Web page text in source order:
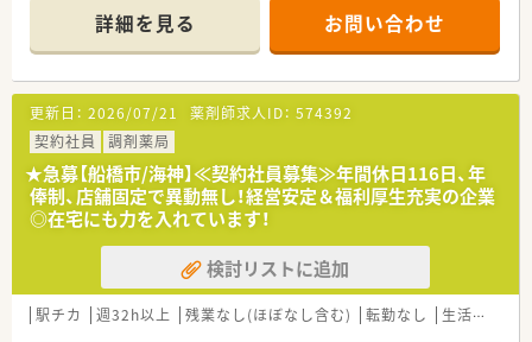
額375,000円♪
■週休2日制、年間休日116日…プライベートもしっかり確保で
きます。
■週所定労働時間は平均40時間の変形労働時間制を取っていま
す。
≪こんな会社です≫
■創業70年、古くから地元で愛されている、地域密着型の薬局で
す。全店船橋市内に展開しており、遠方への異動がありませんの
で、腰を据えて長く働けます。
■地域の方の介護・医療のトータルサポートを目指す会社です。
市内各地で認知症の人やその家族、地域住民が交流できるイベン
トを開催しております。
■在宅という言葉が一般的になる前から在宅業務に力を入れて
取り組んできており、経験・専門力・実績のある薬局です。
詳細を見る お問い合わせ
更新日： 2026/07/21 薬剤師求人ID： 574392
契約社員
調剤薬局
★急募【船橋市/海神】≪契約社員募集≫年間休日116日、年
俸制、店舗固定で異動無し！経営安定＆福利厚生充実の企業
◎在宅にも力を入れています！
検討リストに追加
駅チカ 週32h以上 残業なし(ほぼなし含む) 転勤なし 生活環境充実